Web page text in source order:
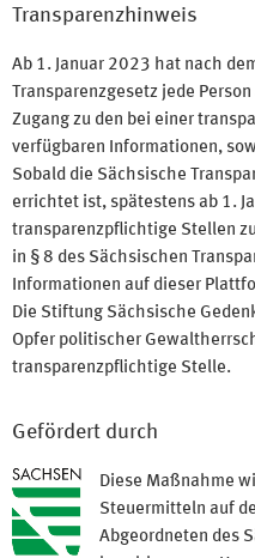
Transparenzhinweis
Ab 1. Januar 2023 hat nach
Transparenzgesetz jede
Zugang zu den bei einer
verfügbaren Informationen,
Sobald die Sächsische
errichtet ist, spätestens ab 1.
transparenzpflichtige Stellen
in § 8 des Sächsischen
Informationen auf dieser
Die Stiftung Sächsische
Opfer politischer
transparenzpflichtige Stelle.
Gefördert durch
Diese Maßnahme
Steuermitteln auf
Abgeordneten des